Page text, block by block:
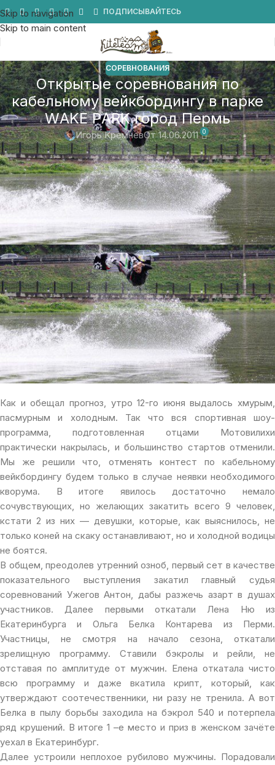
Skip to navigation
Skip to main content
ПОДПИСЫВАЙТЕСЬ
СОРЕВНОВАНИЯ
Открытые соревнования по
кабельному вейкбордингу в парке
WAKE PARK город Пермь
Игорь КремнёвОт 14.06.2011 0
На днях, а именно 12 июня 2011 года, в Перми проходили
соревнования на реверсивной лебедке по кабельному
вейкбордингу в парке WAKE PARK
Как и обещал прогноз, утро 12-го июня выдалось хмурым,
пасмурным и холодным. Так что вся спортивная шоу-
программа, подготовленная отцами Мотовилихи
практически накрылась, и большинство стартов отменили.
Мы же решили что, отменять контест по кабельному
вейкбордингу будем только в случае неявки необходимого
кворума. В итоге явилось достаточно немало
сочувствующих, но желающих закатить всего 9 человек,
кстати 2 из них — девушки, которые, как выяснилось, не
только коней на скаку останавливают, но и холодной водицы
не боятся.
В общем, преодолев утренний озноб, первый сет в качестве
показательного выступления закатил главный судья
соревнований Ужегов Антон, дабы разжечь азарт в душах
участников. Далее первыми откатали Лена Ню из
Екатеринбурга и Ольга Белка Контарева из Перми.
Участницы, не смотря на начало сезона, откатали
зрелищную программу. Ставили бэкролы и рейли, не
отставая по амплитуде от мужчин. Елена откатала чисто
всю программу и даже вкатила крипт, который, как
утверждают соотечественники, ни разу не тренила. А вот
Белка в пылу борьбы заходила на бэкрол 540 и потерпела
ряд крушений. В итоге 1 –е место и приз в женском зачёте
уехал в Екатеринбург.
Далее устроили неплохое рубилово мужчины. Порадовали